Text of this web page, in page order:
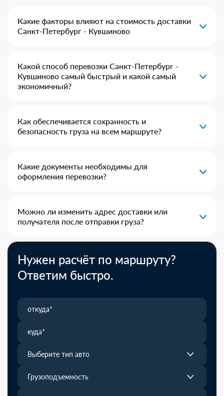
Какие факторы влияют на стоимость доставки
Санкт-Петербург - Кувшиново
Какой способ перевозки Санкт-Петербург -
Кувшиново самый быстрый и какой самый
экономичный?
Как обеспечивается сохранность и
безопасность груза на всем маршруте?
Какие документы необходимы для
оформления перевозки?
Можно ли изменить адрес доставки или
получателя после отправки груза?
Нужен расчёт по маршруту?
Ответим быстро.
Выберите тип авто
Грузоподъемность